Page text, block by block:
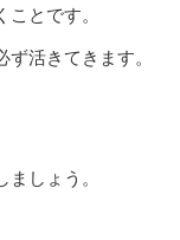
とです。
活きてきます。
しょう。